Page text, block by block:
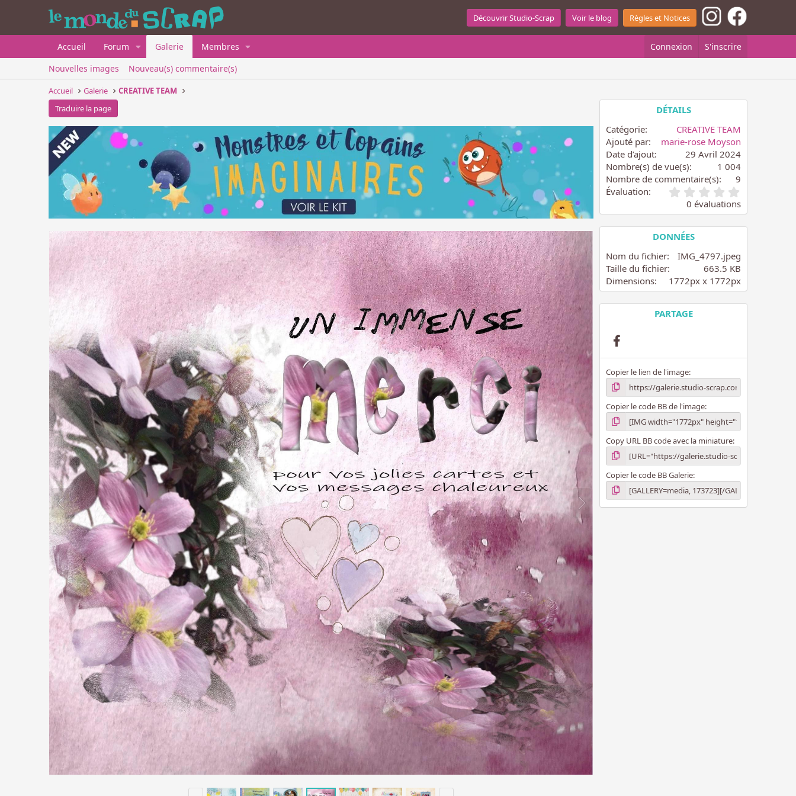
Découvrir Studio-Scrap Voir le blog Règles et Notices
Accueil Forum Galerie Membres Connexion
S'inscrire
Nouvelles images
Nouveau(s) commentaire(s)
Accueil Galerie
CREATIVE TEAM
Traduire la page
DÉTAILS
Catégorie
CREATIVE TEAM
Ajouté par
marie-rose Moyson
Date d’ajout
29 Avril 2024
Nombre(s) de vue(s)
1 004
Nombre de commentaire(s)
9
Évaluation
.
0
0
l
e
s
0 évaluations
DONNÉES
Nom du fichier
IMG_4797.jpeg
Taille du fichier
663.5 KB
Dimensions
1772px x 1772px
PARTAGE
Copier le lien de l'image
Copier le code BB de l'image
Copy URL BB code avec la miniature
Copier le code BB Galerie